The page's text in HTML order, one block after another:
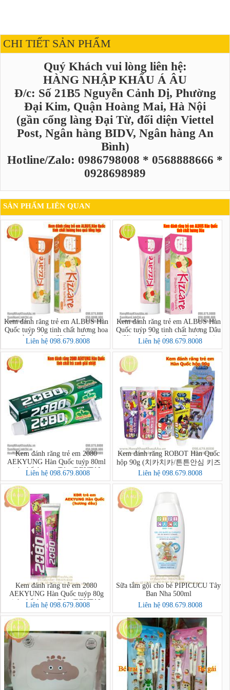
CHI TIẾT SẢN PHẨM
Quý Khách vui lòng liên hệ:
HÀNG NHẬP KHẨU Á ÂU
Đ/c: Số 21B5 Nguyễn Cảnh Dị, Phường
Đại Kim, Quận Hoàng Mai, Hà Nội
(gần cổng làng Đại Từ, đối diện Viettel
Post, Ngân hàng BIDV, Ngân hàng An
Bình)
Hotline/Zalo: 0986798008 * 0568888666 *
0928698989
SẢN PHẨM LIÊN QUAN
Kem đánh răng trẻ em ALBUS Hàn
Quốc tuýp 90g tinh chất hương hoa
quả tổng hợp (Kizcare Fruits
Toothpaste)
Liên hệ 098.679.8008
Kem đánh răng trẻ em ALBUS Hàn
Quốc tuýp 90g tinh chất hương Dâu
(Kizcare Strawberry Toothpaste)
Liên hệ 098.679.8008
Kem đánh răng trẻ em 2080
AEKYUNG Hàn Quốc tuýp 80ml
tinh chất hương Táo (DENTAL
CLINIC 2080 Kids Toothpaste
(Apple))
Liên hệ 098.679.8008
Kem đánh răng ROBOT Hàn Quốc
hộp 90g (치카치카/튼튼안심 키즈
치약)
Liên hệ 098.679.8008
Kem đánh răng trẻ em 2080
AEKYUNG Hàn Quốc tuýp 80g
tinh chất hương Dâu (DENTAL
CLINIC 2080 Kids Toothpaste
(Strawberry))
Liên hệ 098.679.8008
Sữa tắm gội cho bé PIPICUCU Tây
Ban Nha 500ml
Liên hệ 098.679.8008